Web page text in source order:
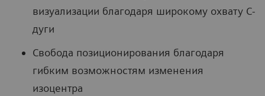
визуализации благодаря широкому охвату С-
дуги
Свобода позиционирования благодаря
гибким возможностям изменения
изоцентра